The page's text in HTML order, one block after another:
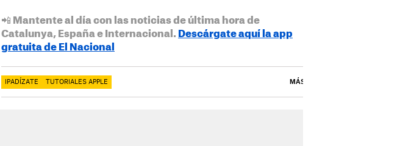
📲 Mantente al día con las noticias de última hora de
Catalunya, España e Internacional. Descárgate aquí la app
gratuita de El Nacional
IPADÍZATE TUTORIALES APPLE MÁS